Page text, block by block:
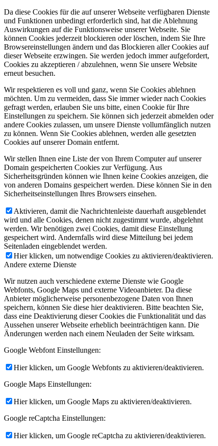
Da diese Cookies für die auf unserer Webseite verfügbaren Dienste
und Funktionen unbedingt erforderlich sind, hat die Ablehnung
Auswirkungen auf die Funktionsweise unserer Webseite. Sie
können Cookies jederzeit blockieren oder löschen, indem Sie Ihre
Browsereinstellungen ändern und das Blockieren aller Cookies auf
dieser Webseite erzwingen. Sie werden jedoch immer aufgefordert,
Cookies zu akzeptieren / abzulehnen, wenn Sie unsere Website
erneut besuchen.
Wir respektieren es voll und ganz, wenn Sie Cookies ablehnen
möchten. Um zu vermeiden, dass Sie immer wieder nach Cookies
gefragt werden, erlauben Sie uns bitte, einen Cookie für Ihre
Einstellungen zu speichern. Sie können sich jederzeit abmelden oder
andere Cookies zulassen, um unsere Dienste vollumfänglich nutzen
zu können. Wenn Sie Cookies ablehnen, werden alle gesetzten
Cookies auf unserer Domain entfernt.
Wir stellen Ihnen eine Liste der von Ihrem Computer auf unserer
Domain gespeicherten Cookies zur Verfügung. Aus
Sicherheitsgründen können wie Ihnen keine Cookies anzeigen, die
von anderen Domains gespeichert werden. Diese können Sie in den
Sicherheitseinstellungen Ihres Browsers einsehen.
Aktivieren, damit die Nachrichtenleiste dauerhaft ausgeblendet
wird und alle Cookies, denen nicht zugestimmt wurde, abgelehnt
werden. Wir benötigen zwei Cookies, damit diese Einstellung
gespeichert wird. Andernfalls wird diese Mitteilung bei jedem
Seitenladen eingeblendet werden.
Hier klicken, um notwendige Cookies zu aktivieren/deaktivieren.
Andere externe Dienste
Wir nutzen auch verschiedene externe Dienste wie Google
Webfonts, Google Maps und externe Videoanbieter. Da diese
Anbieter möglicherweise personenbezogene Daten von Ihnen
speichern, können Sie diese hier deaktivieren. Bitte beachten Sie,
dass eine Deaktivierung dieser Cookies die Funktionalität und das
Aussehen unserer Webseite erheblich beeinträchtigen kann. Die
Änderungen werden nach einem Neuladen der Seite wirksam.
Google Webfont Einstellungen:
Hier klicken, um Google Webfonts zu aktivieren/deaktivieren.
Google Maps Einstellungen:
Hier klicken, um Google Maps zu aktivieren/deaktivieren.
Google reCaptcha Einstellungen:
Hier klicken, um Google reCaptcha zu aktivieren/deaktivieren.